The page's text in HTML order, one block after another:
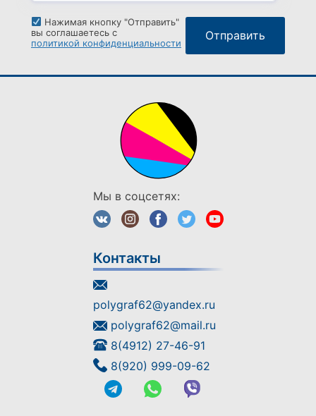
Нажимая кнопку "Отправить"
вы соглашаетесь с
политикой конфиденциальности
Мы в соцсетях:
Контакты
polygraf62@yandex.ru
polygraf62@mail.ru
8(4912) 27-46-91
8(920) 999-09-62